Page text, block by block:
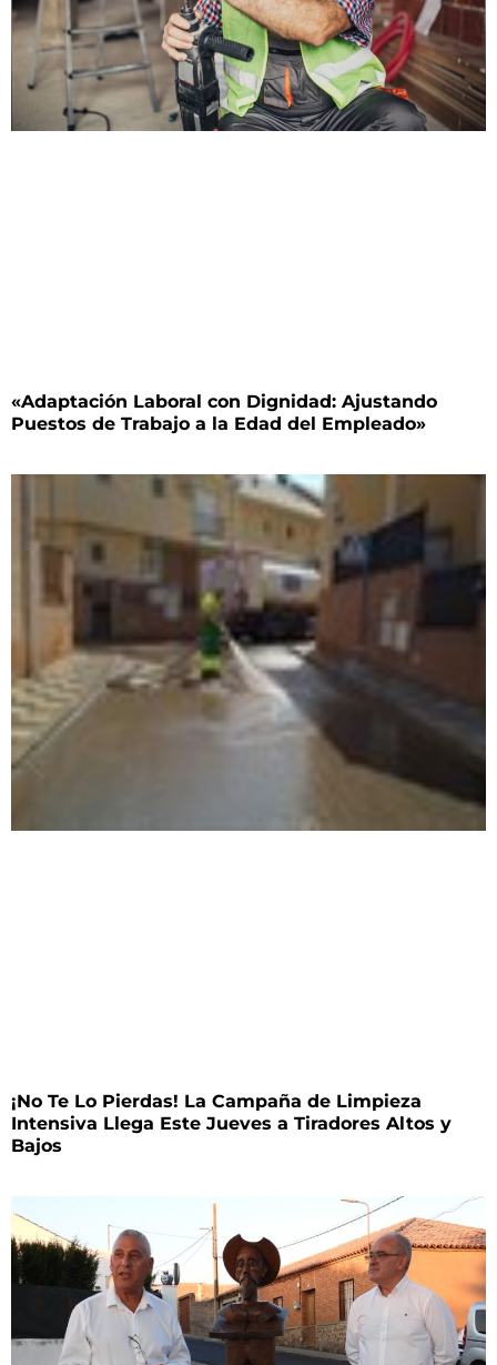
«Adaptación Laboral con Dignidad: Ajustando
Puestos de Trabajo a la Edad del Empleado»
¡No Te Lo Pierdas! La Campaña de Limpieza
Intensiva Llega Este Jueves a Tiradores Altos y
Bajos